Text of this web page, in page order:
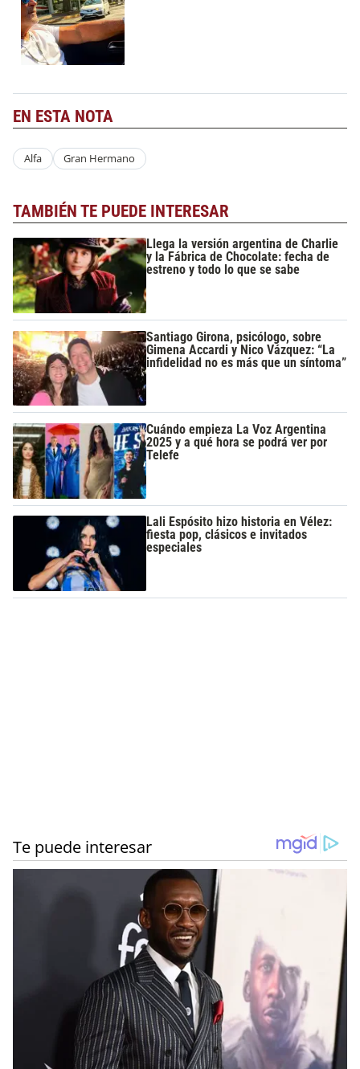
EN ESTA NOTA
Alfa Gran Hermano
TAMBIÉN TE PUEDE INTERESAR
Llega la versión argentina de Charlie
y la Fábrica de Chocolate: fecha de
estreno y todo lo que se sabe
Santiago Girona, psicólogo, sobre
Gimena Accardi y Nico Vázquez: “La
infidelidad no es más que un síntoma”
Cuándo empieza La Voz Argentina
2025 y a qué hora se podrá ver por
Telefe
Lali Espósito hizo historia en Vélez:
fiesta pop, clásicos e invitados
especiales